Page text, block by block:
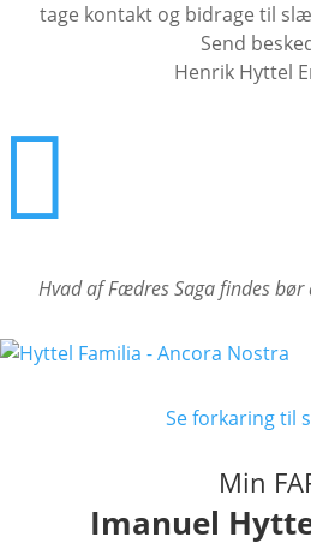
tage kontakt og bidrage til
Send
Henrik Hyttel

Hvad af Fædres Saga findesbør
Se forkaring til
Min
Imanuel